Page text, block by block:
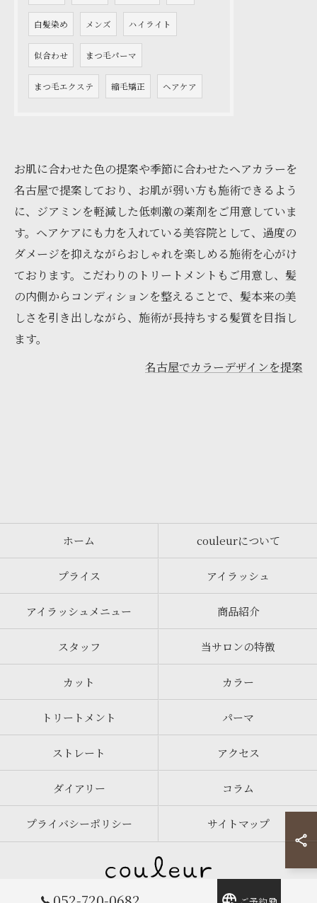
白髪染め メンズ ハイライト
似合わせ まつ毛パーマ
まつ毛エクステ 縮毛矯正 ヘアケア
お肌に合わせた色の提案や季節に合わせたヘアカラーを
名古屋で提案しており、お肌が弱い方も施術できるよう
に、ジアミンを軽減した低刺激の薬剤をご用意していま
す。ヘアケアにも力を入れている美容院として、過度の
ダメージを抑えながらおしゃれを楽しめる施術を心がけ
ております。こだわりのトリートメントもご用意し、髪
の内側からコンディションを整えることで、髪本来の美
しさを引き出しながら、施術が長持ちする髪質を目指し
ます。
名古屋でカラーデザインを提案
ホーム couleurについて
プライス アイラッシュ
アイラッシュメニュー 商品紹介
スタッフ 当サロンの特徴
カット カラー
トリートメント パーマ
ストレート アクセス
ダイアリー コラム
プライバシーポリシー サイトマップ